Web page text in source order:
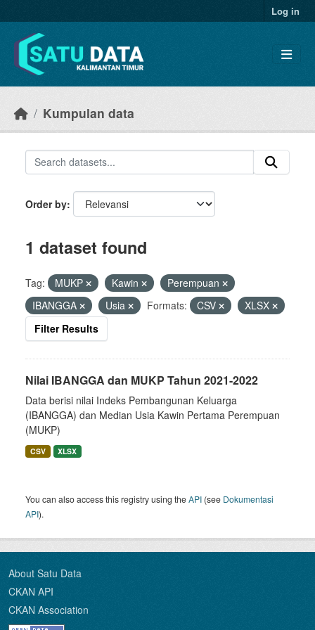
Log in
Kumpulan data
Order by
1 dataset found
Tag: MUKP Kawin
Perempuan
IBANGGA
Usia Formats: CSV
XLSX
Filter Results
Nilai IBANGGA dan MUKP Tahun 2021-2022
Data berisi nilai Indeks Pembangunan Keluarga
(IBANGGA) dan Median Usia Kawin Pertama Perempuan
(MUKP)
CSV XLSX
You can also access this registry using theAPI (see Dokumentasi
API).
About Satu Data
CKAN API
CKAN Association